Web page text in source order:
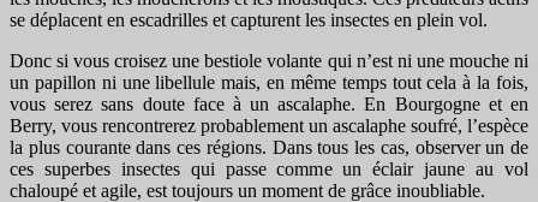
se déplacent en escadrilles et capturent les insectes en plein vol.
Donc si vous croisez une bestiole volante qui n’est ni une mouche ni
un papillon ni une libellule mais, en même temps tout cela à la fois,
vous serez sans doute face à un ascalaphe. En Bourgogne et en
Berry, vous rencontrerez probablement un ascalaphe soufré, l’espèce
la plus courante dans ces régions. Dans tous les cas, observer un de
ces superbes insectes qui passe comme un éclair jaune au vol
chaloupé et agile, est toujours un moment de grâce inoubliable.